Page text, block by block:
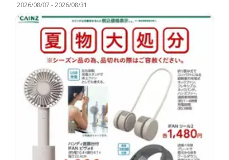
2026/08/07 -2026/08/31